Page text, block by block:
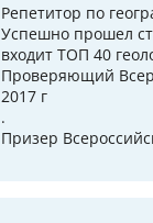
Репетитор по
Успешно прошел
входит ТОП 40
Проверяющий
2017 г
.
Призер